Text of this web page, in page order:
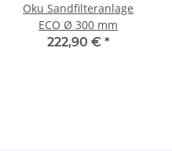
Oku Sandfilteranlage
ECO Ø 300 mm
222,90 € *